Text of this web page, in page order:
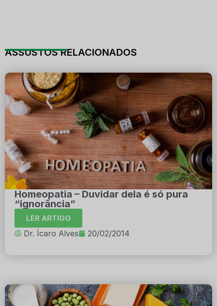
ASSUSTOS RELACIONADOS
Homeopatia – Duvidar dela é só pura
“ignorância”
LER ARTIGO
Dr. Ícaro Alves 20/02/2014